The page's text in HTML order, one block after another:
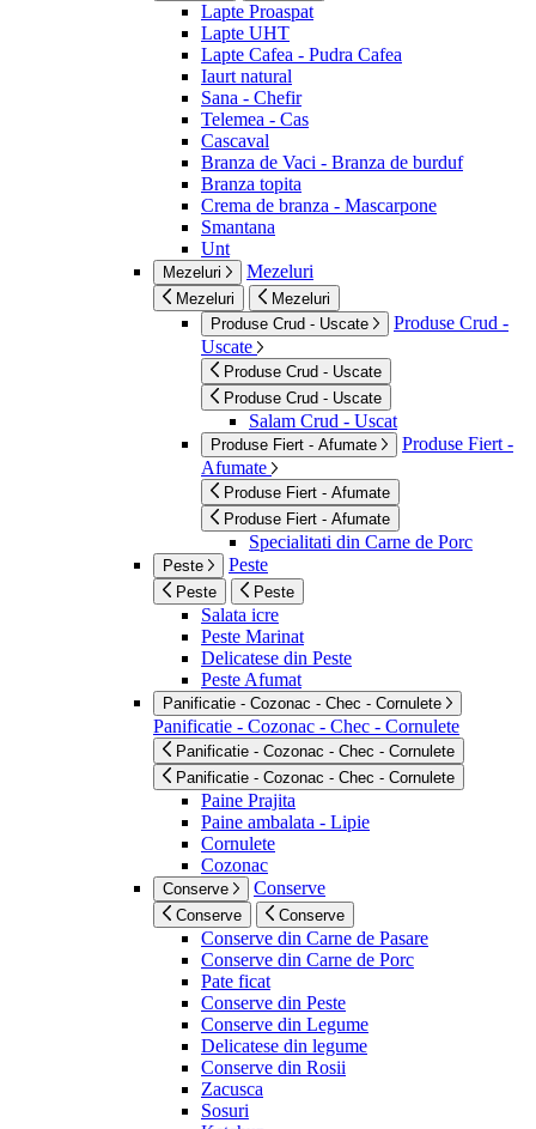
Lapte Proaspat
Lapte UHT
Lapte Cafea - Pudra Cafea
Iaurt natural
Sana - Chefir
Telemea - Cas
Cascaval
Branza de Vaci - Branza de burduf
Branza topita
Crema de branza - Mascarpone
Smantana
Unt
Mezeluri Mezeluri
Mezeluri
Mezeluri
Produse Crud - Uscate
Produse Crud -
Uscate
Produse Crud - Uscate
Produse Crud - Uscate
Salam Crud - Uscat
Produse Fiert - Afumate
Produse Fiert -
Afumate
Produse Fiert - Afumate
Produse Fiert - Afumate
Specialitati din Carne de Porc
Peste Peste
Peste Peste
Salata icre
Peste Marinat
Delicatese din Peste
Peste Afumat
Panificatie - Cozonac - Chec - Cornulete
Panificatie - Cozonac - Chec - Cornulete
Panificatie - Cozonac - Chec - Cornulete
Panificatie - Cozonac - Chec - Cornulete
Paine Prajita
Paine ambalata - Lipie
Cornulete
Cozonac
Conserve Conserve
Conserve Conserve
Conserve din Carne de Pasare
Conserve din Carne de Porc
Pate ficat
Conserve din Peste
Conserve din Legume
Delicatese din legume
Conserve din Rosii
Zacusca
Sosuri